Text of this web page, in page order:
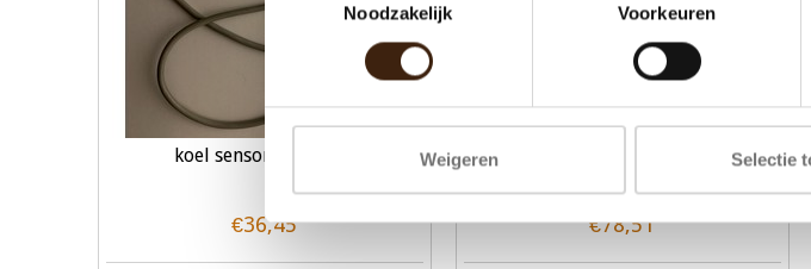
Noodzakelijk
Voorkeuren
Weigeren Selectie
koel sensor caf 60-61
€36,45 €78,51